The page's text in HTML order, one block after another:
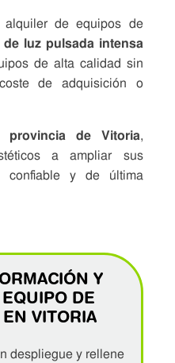
de equipos de
luz pulsada intensa
de alta calidad sin
de adquisición o
provincia de Vitoria,
a ampliar sus
confiable y de última
Y
DE
VITORIA
despliegue y rellene